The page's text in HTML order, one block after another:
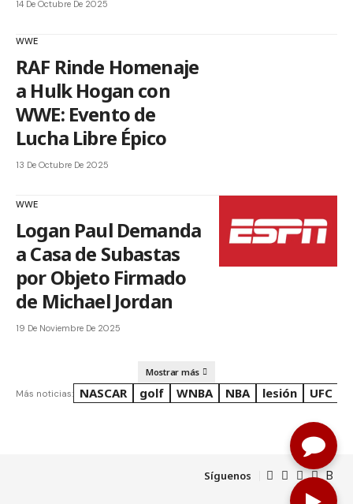
14 De Octubre De 2025
WWE
RAF Rinde Homenaje
a Hulk Hogan con
WWE: Evento de
Lucha Libre Épico
13 De Octubre De 2025
WWE
Logan Paul Demanda
a Casa de Subastas
por Objeto Firmado
de Michael Jordan
19 De Noviembre De 2025
Mostrar más
Más noticias: NASCAR golf WNBA NBA lesión UFC
Síguenos